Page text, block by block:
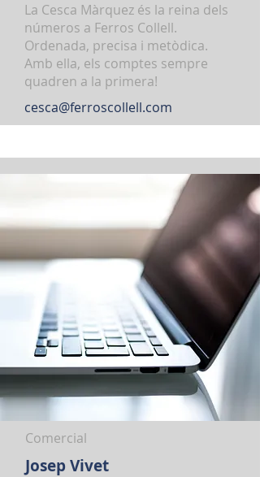
La Cesca Màrquez és la reina dels
números a Ferros Collell.
Ordenada, precisa i metòdica.
Amb ella, els comptes sempre
quadren a la primera!
cesca@ferroscollell.com
Comercial
Josep Vivet